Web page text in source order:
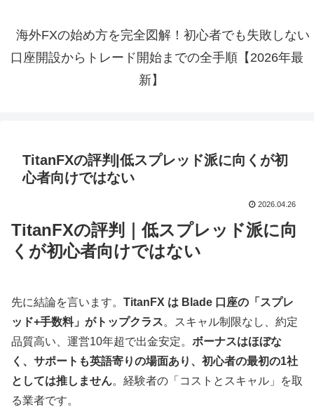
海外FXの始め方を完全図解！初心者でも失敗しない
口座開設からトレード開始までの全手順【2026年最
新】
TitanFXの評判|低スプレッド派に向くが初
心者向けではない
2026.04.26
TitanFXの評判｜低スプレッド派に向
くが初心者向けではない
先に結論を言います。 TitanFX は Blade 口座の「スプレ
ッド+手数料」がトップクラス。スキャル制限なし、約定
品質高い、運営10年超で出金安定。 ボーナスはほぼな
く、サポートも英語寄りの場面あり、初心者の最初の1社
としては推しません。経験者の「コストとスキャル」を取
る業者です。